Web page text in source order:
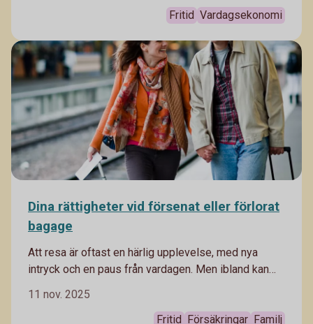
Fritid Vardagsekonomi
Dina rättigheter vid försenat eller förlorat
bagage
Att resa är oftast en härlig upplevelse, med nya
intryck och en paus från vardagen. Men ibland kan
inte åker samma väg som man själv. I bästa fall löser
det sig snabbt – men ibland kan det påverka hela
11 nov. 2025
Fritid Försäkringar Familj